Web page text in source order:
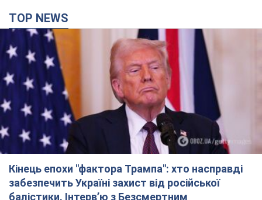
TOP NEWS
Кінець епохи "фактора Трампа": хто насправді
забезпечить Україні захист від російської
балістики. Інтерв’ю з Безсмертним